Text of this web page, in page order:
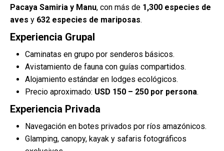
Pacaya Samiria y Manu, con más de 1,300 especies de
aves y 632 especies de mariposas.
Experiencia Grupal
Caminatas en grupo por senderos básicos.
Avistamiento de fauna con guías compartidos.
Alojamiento estándar en lodges ecológicos.
Precio aproximado: USD 150 – 250 por persona.
Experiencia Privada
Navegación en botes privados por ríos amazónicos.
Glamping, canopy, kayak y safaris fotográficos